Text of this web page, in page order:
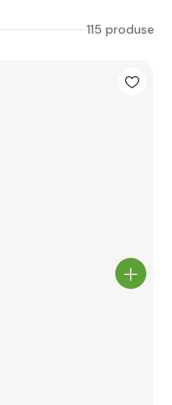
115 produse